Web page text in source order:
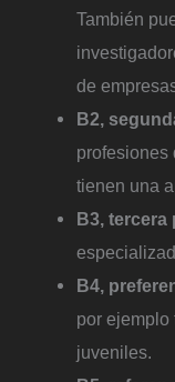
También
de
B2,
profesiones
tienen una
B3, tercera
B4,
por
juveniles.